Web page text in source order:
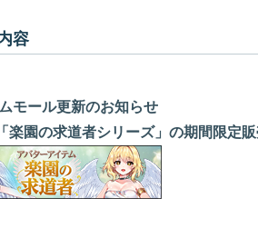
容
モール更新のお知らせ
楽園の求道者シリーズ」の期間限定